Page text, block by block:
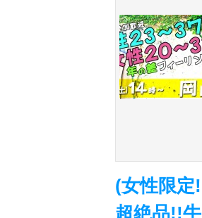
(女性限定
超絶品!!